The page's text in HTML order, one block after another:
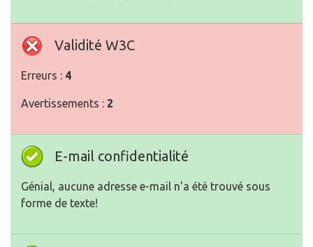
Validité W3C
Erreurs : 4
Avertissements : 2
E-mail confidentialité
Génial, aucune adresse e-mail n'a été trouvé sous
forme de texte!